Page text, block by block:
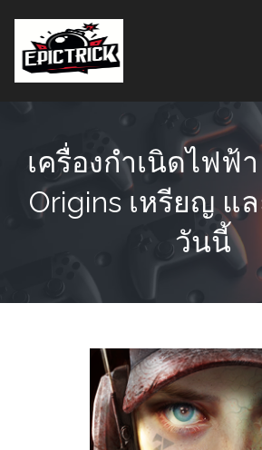
เครื่องกำเนิดไฟฟ้
Origins เหรียญ แ
วันนี้